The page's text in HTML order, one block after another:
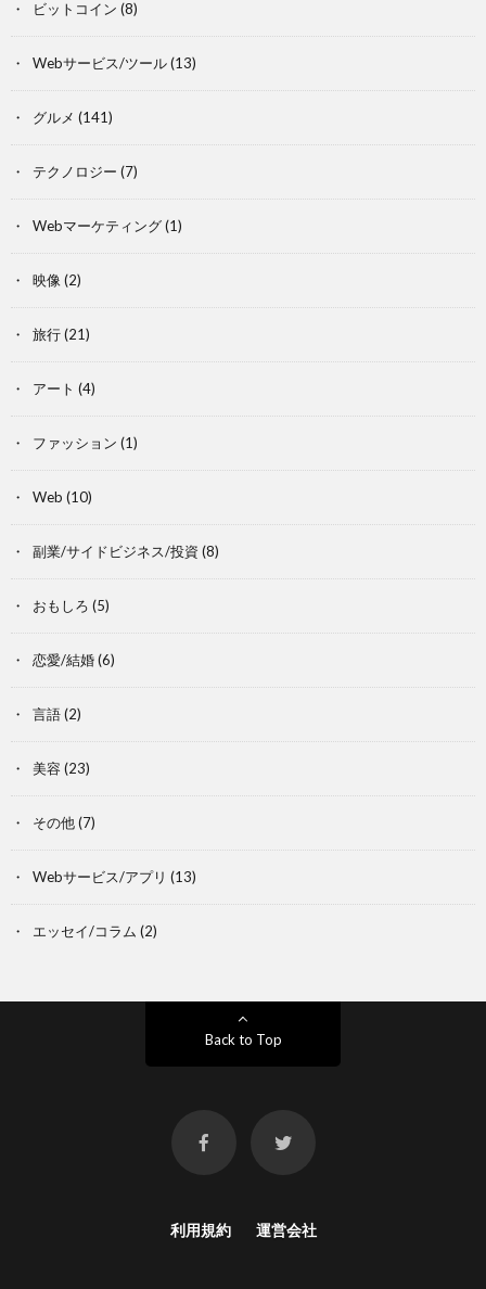
ビットコイン (8)
Webサービス/ツール(13)
グルメ (141)
テクノロジー (7)
Webマーケティング(1)
映像 (2)
旅行(21)
アート (4)
ファッション (1)
Web (10)
副業/サイドビジネス/投資 (8)
おもしろ (5)
恋愛/結婚(6)
言語(2)
美容 (23)
その他(7)
Webサービス/アプリ (13)
エッセイ/コラム (2)
Back to Top
利用規約 運営会社